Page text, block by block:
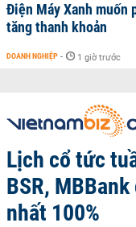
Điện Máy Xanh muốn
tăng thanh khoản
DOANH NGHIỆP - 1 giờ trước
Lịch cổ tức
BSR,
nhất 100%